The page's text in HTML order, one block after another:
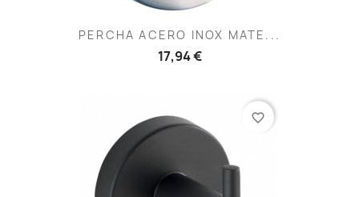
PERCHA ACERO INOX MATE...
17,94 €
favorite_border